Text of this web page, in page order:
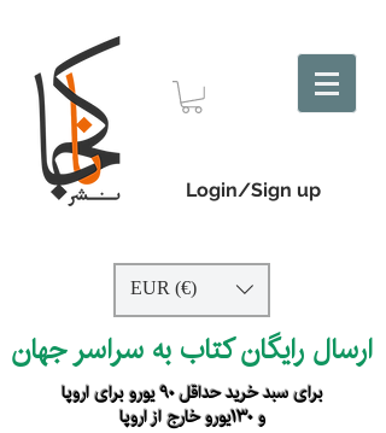
Login/Sign up
EUR (€)
ارسال رایگان کتاب به سراسر جهان
برای سبد خرید حداقل ۹۰ یورو برای اروپا
و ۱۳۰یورو خارج از اروپا